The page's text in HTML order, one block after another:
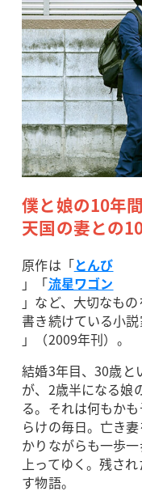
僕と娘の10年間
天国の妻との
原作は「とんび
」「流星ワゴン
」など、大切なも
書き続けている小説
」（2009年刊）。
結婚3年目、30歳と
が、2歳半になる娘
る。それは何もか
らけの毎日。亡き
かりながらも一歩
上ってゆく。残さ
す物語。